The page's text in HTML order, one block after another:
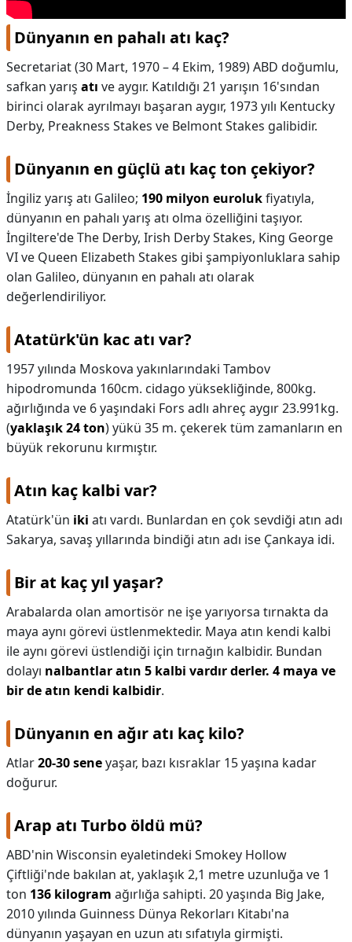
Dünyanın en pahalı atı kaç?
Secretariat (30 Mart, 1970 – 4 Ekim, 1989) ABD doğumlu,
safkan yarış atı ve aygır. Katıldığı 21 yarışın 16'sından
birinci olarak ayrılmayı başaran aygır, 1973 yılı Kentucky
Derby, Preakness Stakes ve Belmont Stakes galibidir.
Dünyanın en güçlü atı kaç ton çekiyor?
İngiliz yarış atı Galileo; 190 milyon eurolukfiyatıyla,
dünyanın en pahalı yarış atı olma özelliğini taşıyor.
İngiltere'de The Derby, Irish Derby Stakes, King George
VI ve Queen Elizabeth Stakes gibi şampiyonluklara sahip
olan Galileo, dünyanın en pahalı atı olarak
değerlendiriliyor.
Atatürk'ün kac atı var?
1957 yılında Moskova yakınlarındaki Tambov
hipodromunda 160cm. cidago yüksekliğinde, 800kg.
ağırlığında ve 6 yaşındaki Fors adlı ahreç aygır 23.991kg.
(yaklaşık 24 ton) yükü 35 m. çekerek tüm zamanların en
büyük rekorunu kırmıştır.
Atın kaç kalbi var?
Atatürk'ün iki atı vardı. Bunlardan en çok sevdiği atın adı
Sakarya, savaş yıllarında bindiği atın adı ise Çankaya idi.
Bir at kaç yıl yaşar?
Arabalarda olan amortisör ne işe yarıyorsa tırnakta da
maya aynı görevi üstlenmektedir. Maya atın kendi kalbi
ile aynı görevi üstlendiği için tırnağın kalbidir. Bundan
dolayı nalbantlar atın 5 kalbi vardır derler. 4 maya ve
bir de atın kendi kalbidir.
Dünyanın en ağır atı kaç kilo?
Atlar20-30 seneyaşar, bazı kısraklar 15 yaşına kadar
doğurur.
Arap atı Turbo öldü mü?
ABD'nin Wisconsin eyaletindeki Smokey Hollow
Çiftliği'nde bakılan at, yaklaşık 2,1 metre uzunluğa ve 1
ton 136 kilogram ağırlığa sahipti. 20 yaşında Big Jake,
2010 yılında Guinness Dünya Rekorları Kitabı'na
dünyanın yaşayan en uzun atı sıfatıyla girmişti.